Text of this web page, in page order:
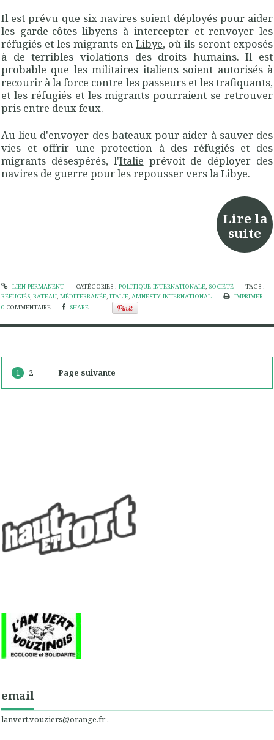
Il est prévu que six navires soient déployés pour aider
les garde-côtes libyens à intercepter et renvoyer les
réfugiés et les migrants enLibye, où ils seront exposés
à de terribles violations des droits humains. Il est
probable que les militaires italiens soient autorisés à
recourir à la force contre les passeurs et les trafiquants,
et les réfugiés et les migrants pourraient se retrouver
pris entre deux feux.
Au lieu d'envoyer des bateaux pour aider à sauver des
vies et offrir une protection à des réfugiés et des
migrants désespérés, l'Italie prévoit de déployer des
navires de guerre pour les repousser vers la Libye.
Lire la
suite
LIEN PERMANENT CATÉGORIES : POLITIQUE INTERNATIONALE, SOCIÉTÉ
TAGS :
RÉFUGIÉS, BATEAU, MÉDITERRANÉE, ITALIE, AMNESTY INTERNATIONAL
IMPRIMER
0 COMMENTAIRE SHARE
1 2 Page suivante
email
lanvert.vouziers@orange.fr .